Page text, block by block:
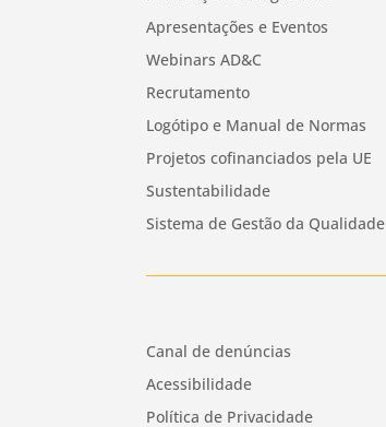
Apresentações e Eventos
Webinars AD&C
Recrutamento
Logótipo e Manual de Normas
Projetos cofinanciados pela UE
Sustentabilidade
Sistema de Gestão da Qualidade
Canal de denúncias
Acessibilidade
Política de Privacidade